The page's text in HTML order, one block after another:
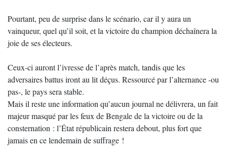
Pourtant, peu de surprise dans le scénario, car il y aura un
vainqueur, quel qu’il soit, et la victoire du champion déchaînera la
joie de ses électeurs.
Ceux-ci auront l’ivresse de l’après match, tandis que les
adversaires battus iront au lit déçus. Ressourcé par l’alternance -ou
pas-, le pays sera stable.
Mais il reste une information qu’aucun journal ne délivrera, un fait
majeur masqué par les feux de Bengale de la victoire ou de la
consternation : l’État républicain restera debout, plus fort que
jamais en ce lendemain de suffrage !